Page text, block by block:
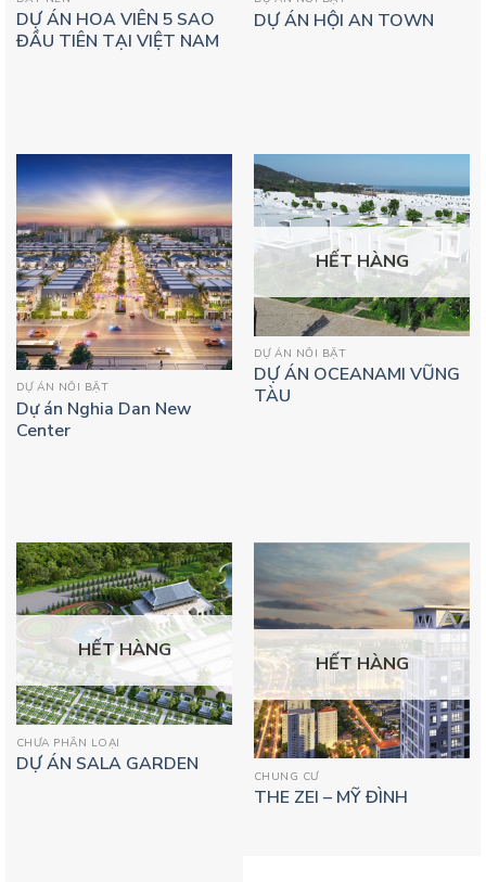
DỰ ÁN HOA VIÊN 5 SAO
ĐẦU TIÊN TẠI VIỆT NAM
DỰ ÁN HỘI AN TOWN
DỰ ÁN NỔI BẬT
Dự án Nghia Dan New
Center
HẾT HÀNG
DỰ ÁN NỔI BẬT
DỰ ÁN OCEANAMI VŨNG
TÀU
HẾT HÀNG
CHƯA PHÂN LOẠI
DỰ ÁN SALA GARDEN
HẾT HÀNG
CHUNG CƯ
THE ZEI – MỸ ĐÌNH